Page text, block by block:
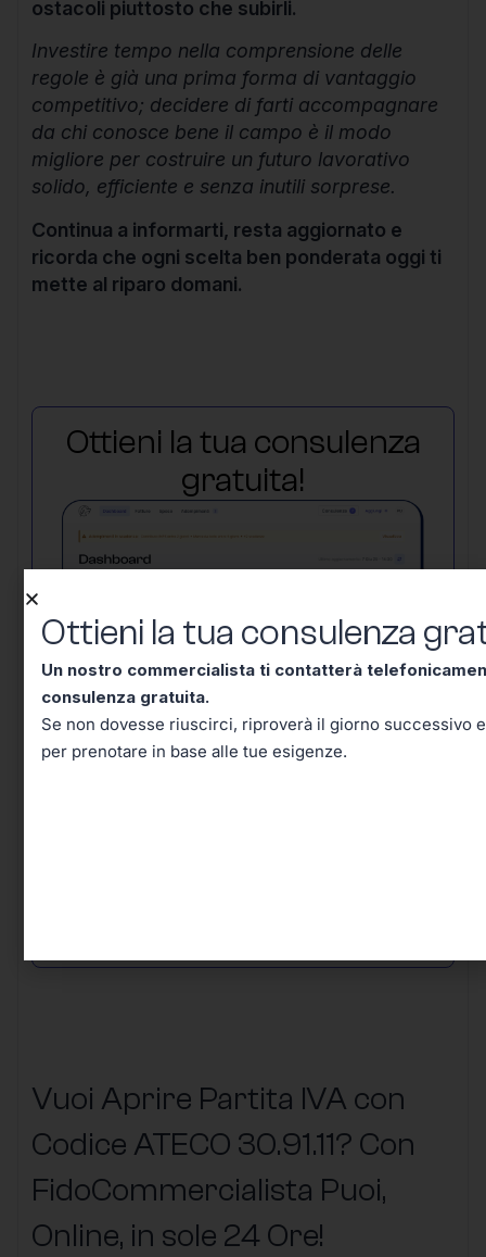
ostacoli piuttosto che subirli.
Investire tempo nella comprensione delle
regole è già una prima forma di vantaggio
competitivo; decidere di farti accompagnare
da chi conosce bene il campo è il modo
migliore per costruire un futuro lavorativo
solido, efficiente e senza inutili sorprese.
Continua a informarti, resta aggiornato e
ricorda che ogni scelta ben ponderata oggi ti
mette al riparo domani.
Ottieni la tua consulenza
gratuita!
Un nostro commercialista ti contatterà
Vuoi Aprire Partita IVA con
Codice ATECO 30.91.11? Con
FidoCommercialista Puoi,
Online, in sole 24 Ore!
Ottieni la tua consulenza
Un nostro commercialista ti contatterà
consulenza gratuita.
Se non dovesse riuscirci, riproverà il giorno successivo
per prenotare in base alle tue esigenze.